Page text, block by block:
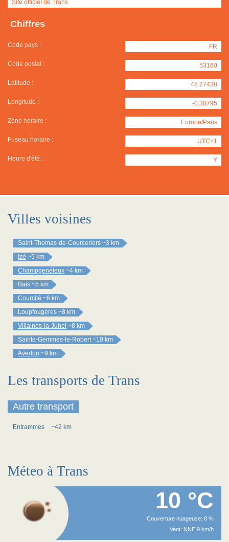
Site officiel de Trans
Chiffres
Code pays : FR
Code postal : 53160
Latitude : 48.27438
Longitude : -0.30795
Zone horaire : Europe/Paris
Fuseau horaire : UTC+1
Heure d'été : Y
Villes voisines
Saint-Thomas-de-Courceriers ~3 km
Izé ~5 km
Champgenéteux ~4 km
Bais ~5 km
Courcité ~6 km
Loupfougères ~8 km
Villaines-la-Juhel ~8 km
Sainte-Gemmes-le-Robert ~10 km
Averton ~9 km
Les transports de Trans
Autre transport
Entrammes ~42 km
Méteo à Trans
10 °C
Couverture nuageuse: 8 %
Vent: NNE 9 km/h